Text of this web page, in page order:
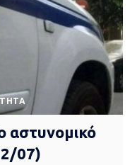
αστυνομικό
07)